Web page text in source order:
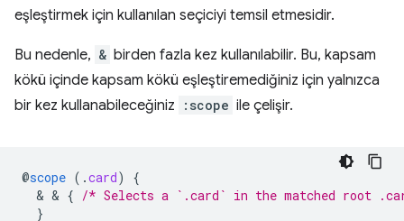
eşleştirmek için kullanılan seçiciyi temsil etmesidir.
Bu nedenle, & birden fazla kez kullanılabilir. Bu, kapsam
kökü içinde kapsam kökü eşleştiremediğiniz için yalnızca
bir kez kullanabileceğiniz
:scope ile çelişir.
@scope ( .card)
{
  & &
{ /* Selects a `.card` in the matched root
}